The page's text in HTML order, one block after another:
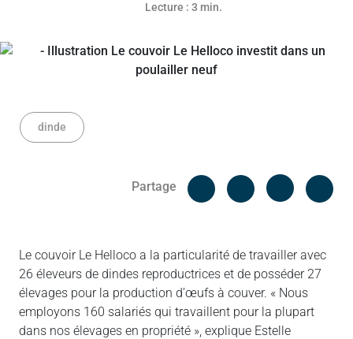
Lecture : 3 min.
dinde
Partage
Facebook
Le couvoir Le Helloco a la particularité de travailler avec
26 éleveurs de dindes reproductrices et de posséder 27
élevages pour la production d’œufs à couver. « Nous
employons 160 salariés qui travaillent pour la plupart
dans nos élevages en propriété », explique Estelle